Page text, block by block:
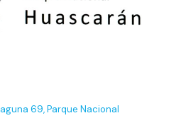
69,Parque Nacional